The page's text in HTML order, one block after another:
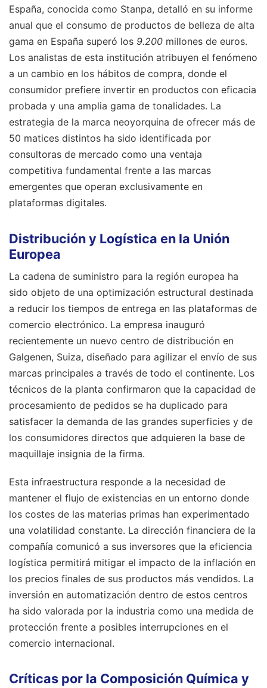
España, conocida como Stanpa, detalló en su informe
anual que el consumo de productos de belleza de alta
gama en España superó los 9.200 millones de euros.
Los analistas de esta institución atribuyen el fenómeno
a un cambio en los hábitos de compra, donde el
consumidor prefiere invertir en productos con eficacia
probada y una amplia gama de tonalidades. La
estrategia de la marca neoyorquina de ofrecer más de
50 matices distintos ha sido identificada por
consultoras de mercado como una ventaja
competitiva fundamental frente a las marcas
emergentes que operan exclusivamente en
plataformas digitales.
Distribución y Logística en la Unión
Europea
La cadena de suministro para la región europea ha
sido objeto de una optimización estructural destinada
a reducir los tiempos de entrega en las plataformas de
comercio electrónico. La empresa inauguró
recientemente un nuevo centro de distribución en
Galgenen, Suiza, diseñado para agilizar el envío de sus
marcas principales a través de todo el continente. Los
técnicos de la planta confirmaron que la capacidad de
procesamiento de pedidos se ha duplicado para
satisfacer la demanda de las grandes superficies y de
los consumidores directos que adquieren la base de
maquillaje insignia de la firma.
Esta infraestructura responde a la necesidad de
mantener el flujo de existencias en un entorno donde
los costes de las materias primas han experimentado
una volatilidad constante. La dirección financiera de la
compañía comunicó a sus inversores que la eficiencia
logística permitirá mitigar el impacto de la inflación en
los precios finales de sus productos más vendidos. La
inversión en automatización dentro de estos centros
ha sido valorada por la industria como una medida de
protección frente a posibles interrupciones en el
comercio internacional.
Críticas por la Composición Química y